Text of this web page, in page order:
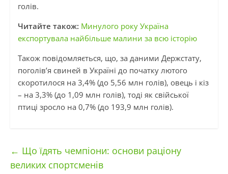
голів.
Читайте також: Минулого року Україна
експортувала найбільше малини за всю історію
Також повідомляється, що, за даними Держстату,
поголів’я свиней в Україні до початку лютого
скоротилося на 3,4% (до 5,56 млн голів), овець і кіз
– на 3,3% (до 1,09 млн голів), тоді як свійської
птиці зросло на 0,7% (до 193,9 млн голів).
← Що їдять чемпіони: основи раціону
великих спортсменів